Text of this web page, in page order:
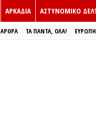
ΑΡΚΑΔΙΑ ΑΣΤΥΝΟΜΙΚΟ
ΑΡΘΡΑ ΤΑ ΠΑΝΤΑ, ΟΛΑ! ΕΥΡΏΠΗ